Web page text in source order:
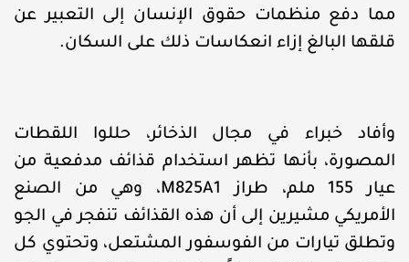
مما دفع منظمات حقوق الإنسان إلى التعبير عن
قلقها البالغ إزاء انعكاسات ذلك على السكان.
وأفاد خبراء في مجال الذخائر، حللوا اللقطات
المصورة، بأنها تظهر استخدام قذائف مدفعية من
عيار 155 ملم، طراز M825A1، وهي من الصنع
الأمريكي مشيرين إلى أن هذه القذائف تنفجر في الجو
وتطلق تيارات من الفوسفور المشتعل، وتحتوي كل